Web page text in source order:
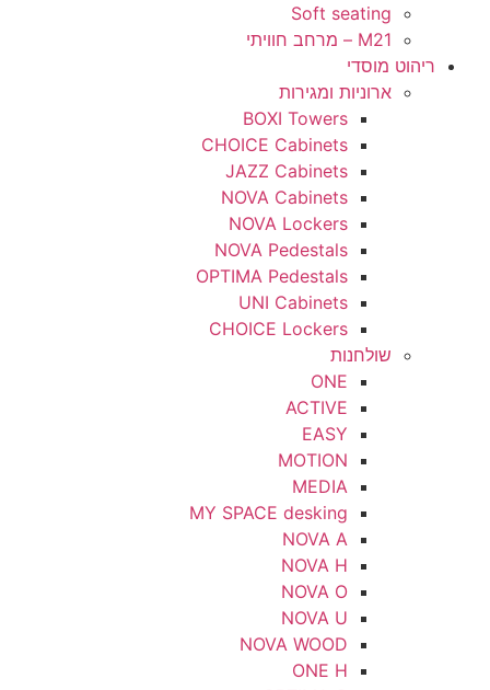
Soft seating
M21 – מרחב חוויתי
ריהוט מוסדי
ארוניות ומגירות
BOXI Towers
CHOICE Cabinets
JAZZ Cabinets
NOVA Cabinets
NOVA Lockers
NOVA Pedestals
OPTIMA Pedestals
UNI Cabinets
CHOICE Lockers
שולחנות
ONE
ACTIVE
EASY
MOTION
MEDIA
MY SPACE desking
NOVA A
NOVA H
NOVA O
NOVA U
NOVA WOOD
ONE H